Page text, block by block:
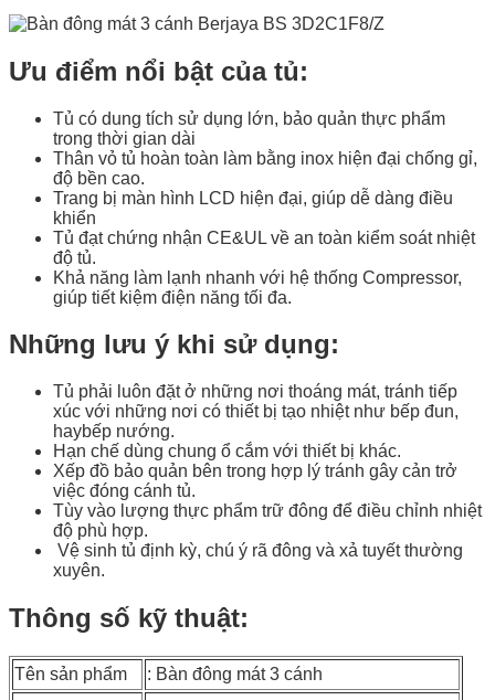
Ưu điểm nổi bật của tủ:
Tủ có dung tích sử dụng lớn, bảo quản thực phẩm
trong thời gian dài
Thân vỏ tủ hoàn toàn làm bằng inox hiện đại chống gỉ,
độ bền cao.
Trang bị màn hình LCD hiện đại, giúp dễ dàng điều
khiển
Tủ đạt chứng nhận CE&UL về an toàn kiểm soát nhiệt
độ tủ.
Khả năng làm lạnh nhanh với hệ thống Compressor,
giúp tiết kiệm điện năng tối đa.
Những lưu ý khi sử dụng:
Tủ phải luôn đặt ở những nơi thoáng mát, tránh tiếp
xúc với những nơi có thiết bị tạo nhiệt như bếp đun,
haybếp nướng.
Hạn chế dùng chung ổ cắm với thiết bị khác.
Xếp đồ bảo quản bên trong hợp lý tránh gây cản trở
việc đóng cánh tủ.
Tùy vào lượng thực phẩm trữ đông để điều chỉnh nhiệt
độ phù hợp.
Vệ sinh tủ định kỳ, chú ý rã đông và xả tuyết thường
xuyên.
Thông số kỹ thuật:
Tên sản phẩm
: Bàn đông mát 3 cánh